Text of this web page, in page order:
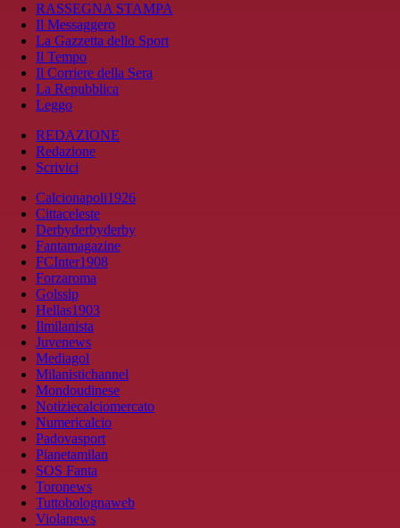
RASSEGNA STAMPA
Il Messaggero
La Gazzetta dello Sport
Il Tempo
Il Corriere della Sera
La Repubblica
Leggo
REDAZIONE
Redazione
Scrivici
Calcionapoli1926
Cittaceleste
Derbyderbyderby
Fantamagazine
FCInter1908
Forzaroma
Golssip
Hellas1903
Ilmilanista
Juvenews
Mediagol
Milanistichannel
Mondoudinese
Notiziecalciomercato
Numericalcio
Padovasport
Pianetamilan
SOS Fanta
Toronews
Tuttobolognaweb
Violanews